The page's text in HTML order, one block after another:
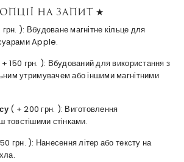
на запит ★
): Вбудоване магнітне кільце для
Apple.
150 грн. ): Вбудований для використання з
утримувачем або іншими магнітними
( + 200 грн. ): Виготовлення
товстішими стінками.
грн. ): Нанесення літер або тексту на